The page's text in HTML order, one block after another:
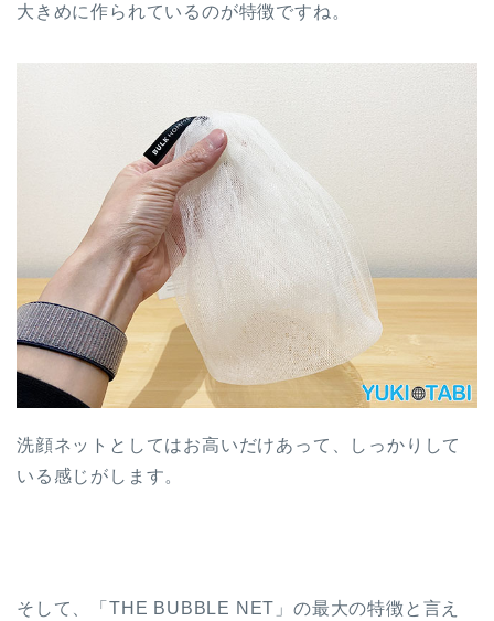
大きめに作られているのが特徴ですね。
洗顔ネットとしてはお高いだけあって、しっかりして
いる感じがします。
そして、「THE BUBBLE NET」の最大の特徴と言え